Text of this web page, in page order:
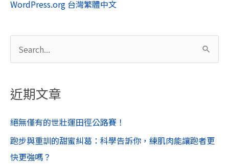
WordPress.org 台灣繁體中文
尋
鍵
字
近期文章
絕無僅有的世壯運田徑公路賽！
跑步與重訓的甜蜜糾葛：科學告訴你，練肌肉能讓跑者更
快更強嗎？